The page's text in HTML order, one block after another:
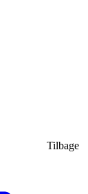
Tilbage